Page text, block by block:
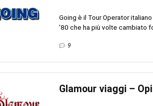
Going è il Tour Operator
’80 che ha più volte cambiato
9
Glamour viaggi –